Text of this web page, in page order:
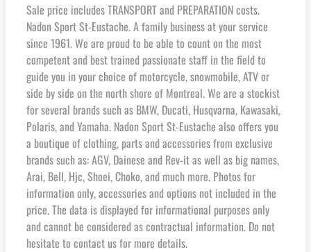
Sale price includes TRANSPORT and PREPARATION costs.
Nadon Sport St-Eustache. A family business at your service
since 1961. We are proud to be able to count on the most
competent and best trained passionate staff in the field to
guide you in your choice of motorcycle, snowmobile, ATV or
side by side on the north shore of Montreal. We are a stockist
for several brands such as BMW, Ducati, Husqvarna, Kawasaki,
Polaris, and Yamaha. Nadon Sport St-Eustache also offers you
a boutique of clothing, parts and accessories from exclusive
brands such as: AGV, Dainese and Rev-it as well as big names,
Arai, Bell, Hjc, Shoei, Choko, and much more. Photos for
information only, accessories and options not included in the
price. The data is displayed for informational purposes only
and cannot be considered as contractual information. Do not
hesitate to contact us for more details.